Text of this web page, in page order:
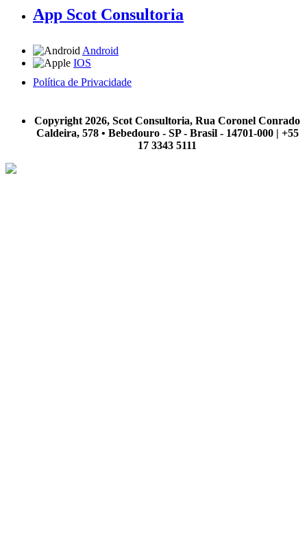
App Scot Consultoria
Android
IOS
Política de Privacidade
Copyright 2026, Scot Consultoria, Rua Coronel Conrado
Caldeira, 578 • Bebedouro - SP - Brasil - 14701-000 | +55
17 3343 5111